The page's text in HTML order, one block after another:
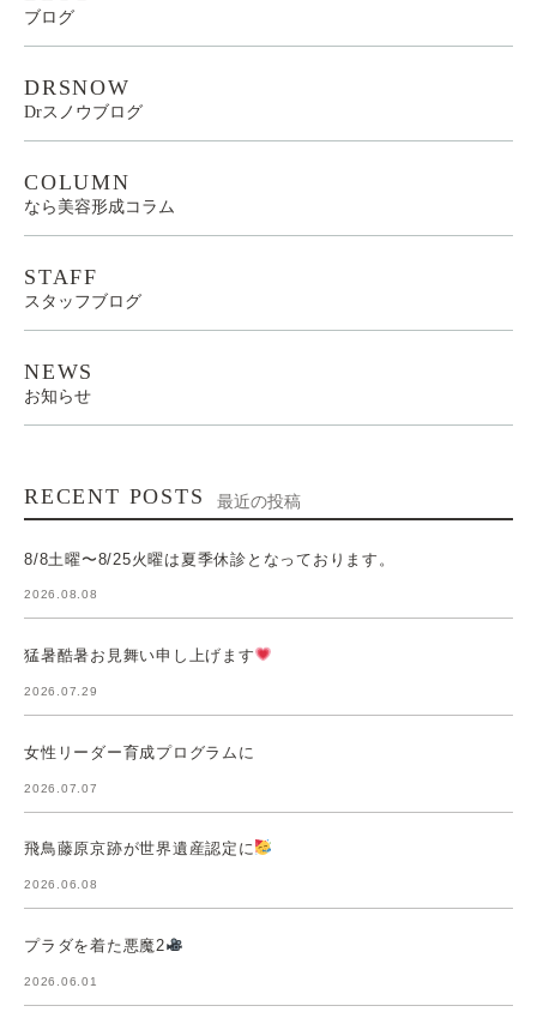
ブログ
DRSNOW
Drスノウブログ
COLUMN
なら美容形成コラム
STAFF
スタッフブログ
NEWS
お知らせ
RECENT POSTS 最近の投稿
8/8土曜〜8/25火曜は夏季休診となっております。
2026.08.08
猛暑酷暑お見舞い申し上げます
2026.07.29
女性リーダー育成プログラムに
2026.07.07
飛鳥藤原京跡が世界遺産認定に
2026.06.08
プラダを着た悪魔2
2026.06.01